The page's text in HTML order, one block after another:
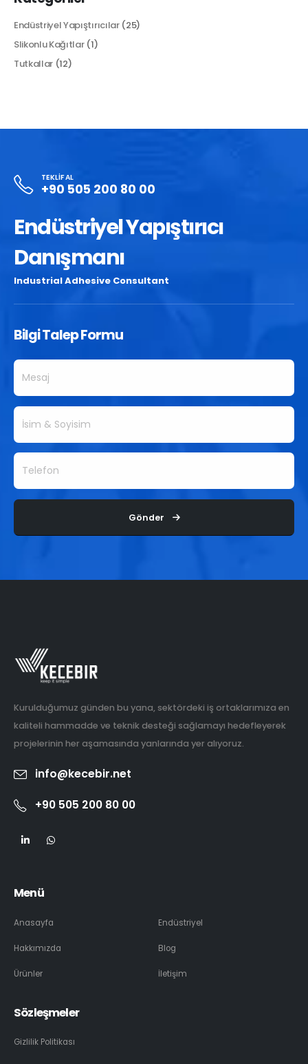
Endüstriyel Yapıştırıcılar(25)
Slikonlu Kağıtlar(1)
Tutkallar (12)
TEKLIF AL
+90 505 200 80 00
Endüstriyel Yapıştırıcı
Danışmanı
Industrial Adhesive Consultant
Bilgi Talep Formu
Gönder
Kurulduğumuz günden bu yana, sektördeki iş ortaklarımıza en
kaliteli hammadde ve teknik desteği sağlamayı hedefleyerek
projelerinin her aşamasında yanlarında yer alıyoruz.
info@kecebir.net
+90 505 200 80 00
Menü
Anasayfa
Hakkımızda
Ürünler
Endüstriyel
Blog
İletişim
Sözleşmeler
Gizlilik Politikası